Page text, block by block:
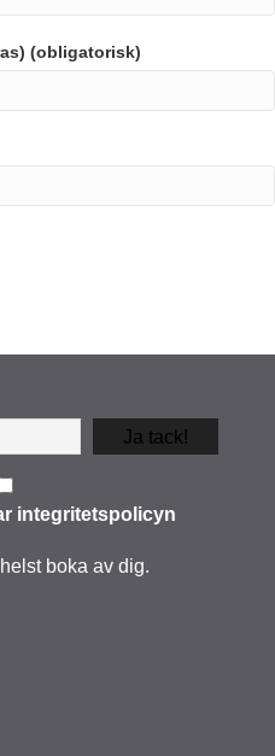
(obligatorisk)
Ja tack!
integritetspolicyn
boka av dig.